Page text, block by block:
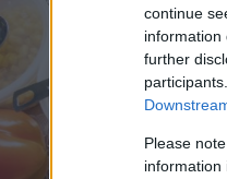
continue
information
further
Please
information